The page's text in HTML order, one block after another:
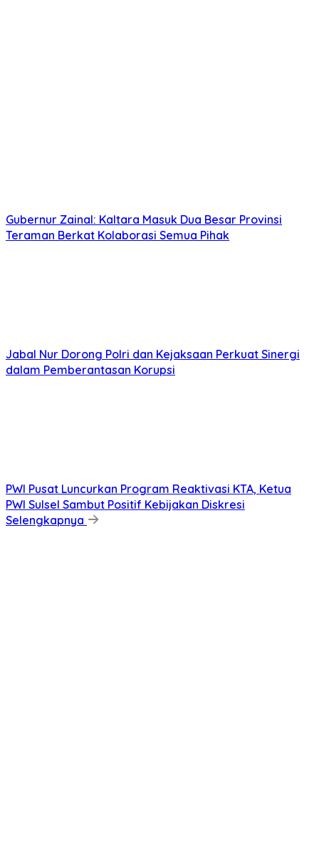
Gubernur Zainal: Kaltara Masuk Dua Besar Provinsi
Teraman Berkat Kolaborasi Semua Pihak
Jabal Nur Dorong Polri dan Kejaksaan Perkuat Sinergi
dalam Pemberantasan Korupsi
PWI Pusat Luncurkan Program Reaktivasi KTA, Ketua
PWI Sulsel Sambut Positif Kebijakan Diskresi
Selengkapnya